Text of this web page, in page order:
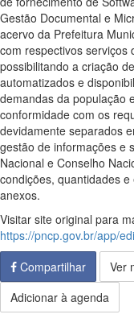
Gestão Documental e
acervo da Prefeitura
com respectivos serviços
possibilitando a criação
automatizados e
demandas da população
conformidade com os
devidamente separados
gestão de informações e
Nacional e Conselho
condições, quantidades
anexos.
Visitar site original para
https://pncp.gov.br/app/
Compartilhar
Ver
Adicionar à agenda